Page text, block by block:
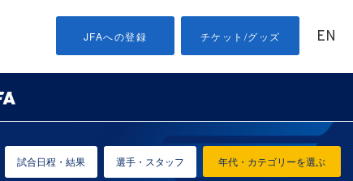
JFAへの登録 チケット/グッズ EN
年代・カテゴリーを選ぶ
試合日程・結果 選手・スタッフ